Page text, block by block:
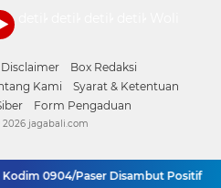
Disclaimer
Box Redaksi
Kami
Syarat & Ketentuan
Form Pengaduan
0904/Paser Disambut Positif
2026 jagabali.com